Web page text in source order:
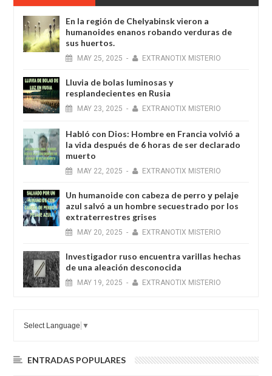
En la región de Chelyabinsk vieron a
humanoides enanos robando verduras de
sus huertos.
MAY 25, 2025 - EXTRANOTIX MISTERIO
Lluvia de bolas luminosas y
resplandecientes en Rusia
MAY 23, 2025 - EXTRANOTIX MISTERIO
Habló con Dios: Hombre en Francia volvió a
la vida después de 6 horas de ser declarado
muerto
MAY 22, 2025 - EXTRANOTIX MISTERIO
Un humanoide con cabeza de perro у pelaje
azul salvó a un hombre secuestrado por los
extraterrestres grises
MAY 20, 2025 - EXTRANOTIX MISTERIO
Investigador ruso encuentra varillas hechas
de una aleación desconocida
MAY 19, 2025 - EXTRANOTIX MISTERIO
Select Language ▼
ENTRADAS POPULARES